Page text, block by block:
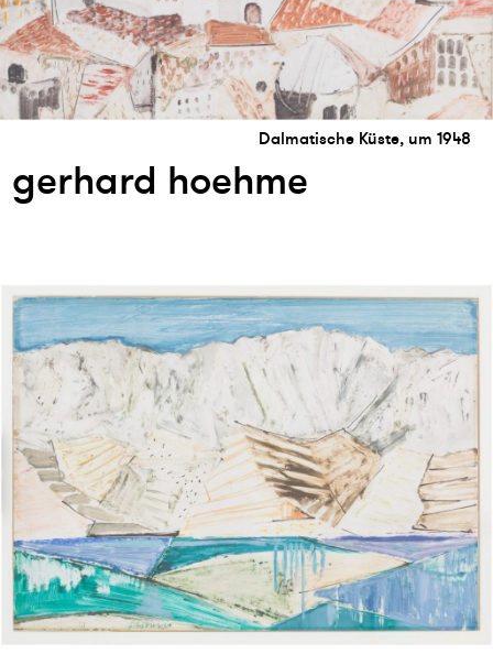
Dalmatische Küste, um 1948
gerhard hoehme